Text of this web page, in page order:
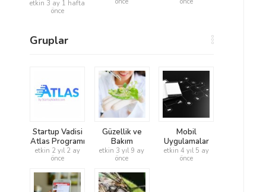
etkin 3 ay 1 hafta
önce
Gruplar
Startup Vadisi
Atlas Programı
etkin 2 yıl 2 ay
önce
Güzellik ve
Bakım
etkin 3 yıl 9 ay
önce
Mobil
Uygulamalar
etkin 4 yıl 5 ay
önce